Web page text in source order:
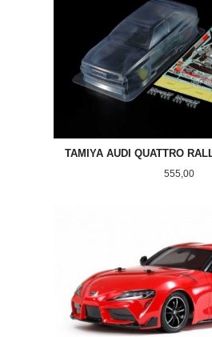
TAMIYA AUDI QUATTRO
Pris
555,00